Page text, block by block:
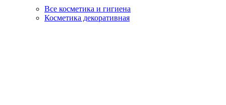
Все косметика и гигиена
Косметика декоративная